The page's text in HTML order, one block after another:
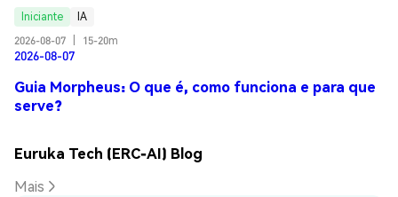
Iniciante
IA
2026-08-07
15-20m
2026-08-07
Guia Morpheus: O que é, como funciona e para que
serve?
Euruka Tech (ERC-AI) Blog
Mais